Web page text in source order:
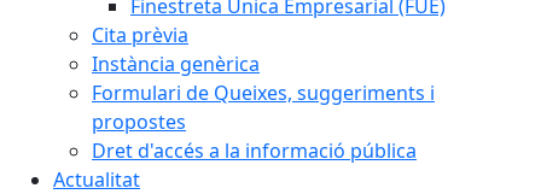
Finestreta Única Empresarial (FUE)
Cita prèvia
Instància genèrica
Formulari de Queixes, suggeriments i
propostes
Dret d'accés a la informació pública
Actualitat